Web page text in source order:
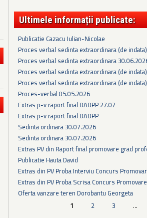
Ultimele informații publicate:
Publicatie Cazacu Iulian-Nicolae
Proces verbal sedinta extraordinara (de
Proces verbal sedinta extraordinara
Proces verbal sedinta extraordinara (de
Proces verbal sedinta extraordinara (de
Proces-verbal 05.05.2026
Extras p-v raport final DADPP 27.07
Extras p-v raport final DADPP
Sedinta ordinara 30.07.2026
Sedinta ordinara 30.07.2026
Extras PV din Raport final promovare grad
Publicatie Hauta David
Extras din PV Proba Interviu Concurs
Extras din PV Proba Scrisa Concurs
Oferta vanzare teren Dorobantu Georgeta
1 2 3 …